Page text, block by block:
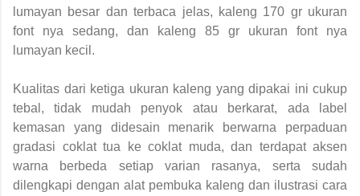
lumayan besar dan terbaca jelas, kaleng 170 gr ukuran
font nya sedang, dan kaleng 85 gr ukuran font nya
lumayan kecil.
Kualitas dari ketiga ukuran kaleng yang dipakai ini cukup
tebal, tidak mudah penyok atau berkarat, ada label
kemasan yang didesain menarik berwarna perpaduan
gradasi coklat tua ke coklat muda, dan terdapat aksen
warna berbeda setiap varian rasanya, serta sudah
dilengkapi dengan alat pembuka kaleng dan ilustrasi cara